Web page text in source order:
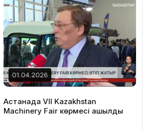
01.04.2026
Астанада VII Kazakhstan
Machinery Fair көрмесі ашылды